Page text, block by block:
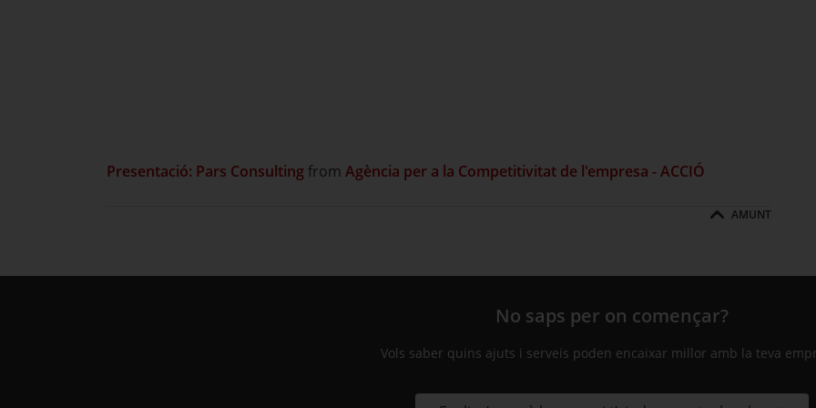
Presentació: Pars Consulting from Agència per a la Competitivitat de l'empresa - ACCIÓ
AMUNT
No saps per on començar?
Vols saber quins ajuts i serveis poden encaixar millor amb la teva